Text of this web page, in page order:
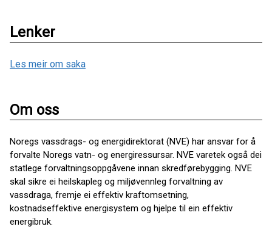
Lenker
Les meir om saka
Om oss
Noregs vassdrags- og energidirektorat (NVE) har ansvar for å
forvalte Noregs vatn- og energiressursar. NVE varetek også dei
statlege forvaltningsoppgåvene innan skredførebygging. NVE
skal sikre ei heilskapleg og miljøvennleg forvaltning av
vassdraga, fremje ei effektiv kraftomsetning,
kostnadseffektive energisystem og hjelpe til ein effektiv
energibruk.